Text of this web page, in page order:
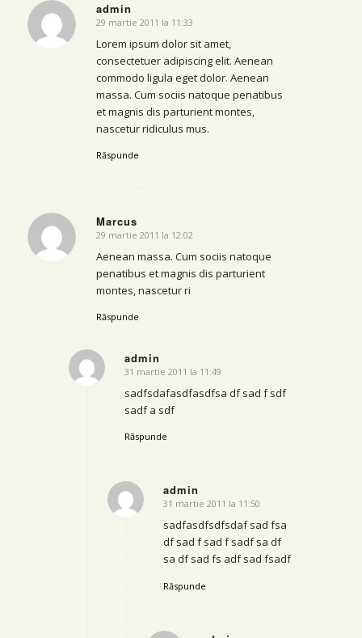
admin
says:
29 martie 2011 la 11:33
Lorem ipsum dolor sit amet,
consectetuer adipiscing elit. Aenean
commodo ligula eget dolor. Aenean
massa. Cum sociis natoque penatibus
et magnis dis parturient montes,
nascetur ridiculus mus.
Răspunde
Marcus
says:
29 martie 2011 la 12:02
Aenean massa. Cum sociis natoque
penatibus et magnis dis parturient
montes, nascetur ri
Răspunde
admin
says:
31 martie 2011 la 11:49
sadfsdafasdfasdfsa df sad f sdf
sadf a sdf
Răspunde
admin
says:
31 martie 2011 la 11:50
sadfasdfsdfsdaf sad fsa
df sad f sad f sadf sa df
sa df sad fs adf sad fsadf
Răspunde